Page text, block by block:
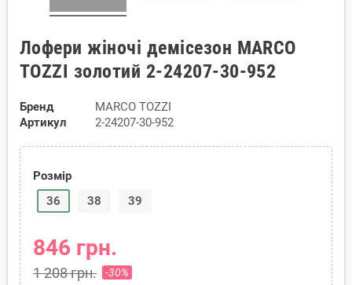
Лофери жіночі демісезон MARCO
TOZZI золотий 2-24207-30-952
Бренд
MARCO TOZZI
Артикул
2-24207-30-952
Розмір
36
38 39
846 грн.
1 208 грн. -30%